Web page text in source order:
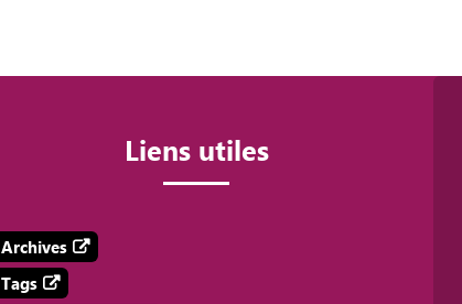
Liens utiles
Archives
Tags